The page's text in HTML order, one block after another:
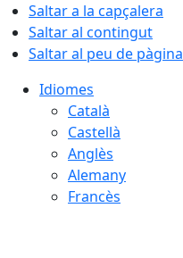
Saltar a la capçalera
Saltar al contingut
Saltar al peu de pàgina
Idiomes
Català
Castellà
Anglès
Alemany
Francès